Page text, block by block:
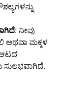
: ನೀವು
ಅಥವಾ ಮಕ್ಕಳ
ಆಟದ
ಸುಲಭವಾಗಿದೆ.